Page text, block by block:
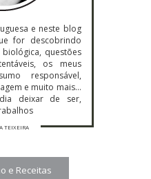
e neste blog
for descobrindo
questões
os meus
responsável,
e muito mais…
deixar de ser,
TEIXEIRA
e Receitas